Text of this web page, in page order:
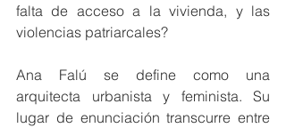
falta de acceso a la vivienda, y las
violencias patriarcales?
Ana Falú se define como una
arquitecta urbanista y feminista. Su
lugar de enunciación transcurre entre